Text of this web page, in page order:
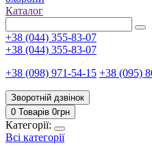
Каталог
+38 (044) 355-83-07
+38 (044) 355-83-07
+38 (098) 971-54-15 +38 (095)
Зворотній дзвінок
0 Товарів 0грн
Категорії:
Всі категорії